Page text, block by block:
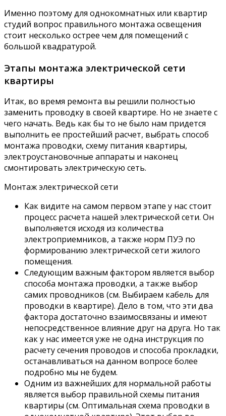
Именно поэтому для однокомнатных или квартир
студий вопрос правильного монтажа освещения
стоит несколько острее чем для помещений с
большой квадратурой.
Этапы монтажа электрической сети
квартиры
Итак, во время ремонта вы решили полностью
заменить проводку в своей квартире. Но не знаете с
чего начать. Ведь как бы то не было нам придется
выполнить ее простейший расчет, выбрать способ
монтажа проводки, схему питания квартиры,
электроустановочные аппараты и наконец
смонтировать электрическую сеть.
Монтаж электрической сети
Как видите на самом первом этапе у нас стоит
процесс расчета нашей электрической сети. Он
выполняется исходя из количества
электроприемников, а также норм ПУЭ по
формированию электрической сети жилого
помещения.
Следующим важным фактором является выбор
способа монтажа проводки, а также выбор
самих проводников (см. Выбираем кабель для
проводки в квартире). Дело в том, что эти два
фактора достаточно взаимосвязаны и имеют
непосредственное влияние друг на друга. Но так
как у нас имеется уже не одна инструкция по
расчету сечения проводов и способа прокладки,
останавливаться на данном вопросе более
подробно мы не будем.
Одним из важнейших для нормальной работы
является выбор правильной схемы питания
квартиры (см. Оптимальная схема проводки в